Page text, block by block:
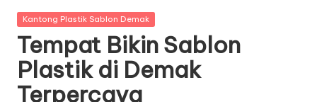
Posted
Kantong Plastik Sablon Demak
Tempat Bikin Sablon
Plastik di Demak
Terpercaya